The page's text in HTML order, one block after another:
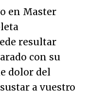
en Master
resultar
con su
dolor del
a vuestro